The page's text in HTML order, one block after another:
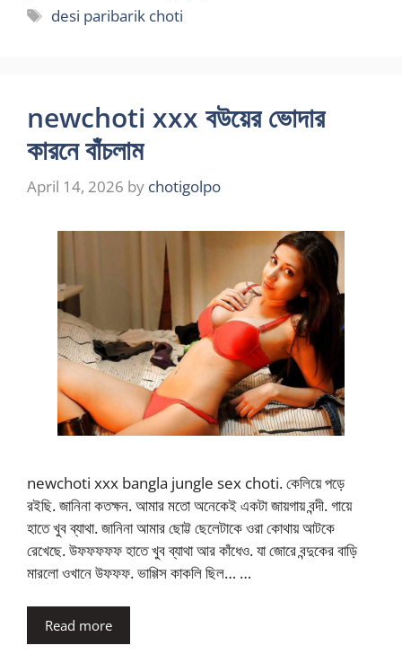
Tags
desi paribarik choti
newchoti xxx বউয়ের ভোদার
কারনে বাঁচলাম
April 14, 2026 by chotigolpo
newchoti xxx bangla jungle sex choti. কেলিয়ে পড়ে
রইছি. জানিনা কতক্ষন. আমার মতো অনেকেই একটা জায়গায় বন্দী. গায়ে
হাতে খুব ব্যাথা. জানিনা আমার ছোট্ট ছেলেটাকে ওরা কোথায় আটকে
রেখেছে. উফফফফফ হাতে খুব ব্যাথা আর কাঁধেও. যা জোরে বন্দুকের বাড়ি
মারলো ওখানে উফফফ. ভাগ্গিস কাকলি ছিল… …
Read more